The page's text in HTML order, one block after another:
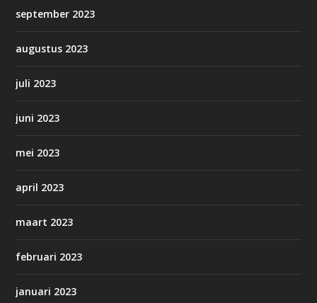
september 2023
augustus 2023
juli 2023
juni 2023
mei 2023
april 2023
maart 2023
februari 2023
januari 2023